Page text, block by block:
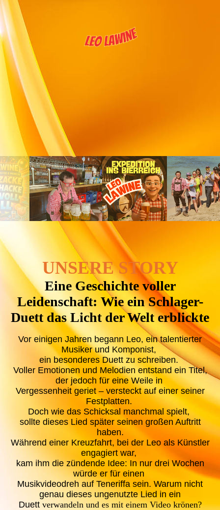
UNSERE STORY
Eine Geschichte voller
Leidenschaft:Wie ein Schlager-
Duett das Licht der Welt erblickte
Vor einigen Jahren begann Leo, ein talentierter
Musiker und Komponist,
ein besonderes Duett zu schreiben.
Voller Emotionen und Melodien entstand ein Titel,
der jedoch für eine Weile in
Vergessenheit geriet – versteckt auf einer seiner
Festplatten.
Doch wie das Schicksal manchmal spielt,
sollte dieses Lied später seinen großen Auftritt
haben.
Während einer Kreuzfahrt, bei der Leo als Künstler
engagiert war,
kam ihm die zündende Idee: In nur drei Wochen
würde er für einen
Musikvideodreh auf Teneriffa sein. Warum nicht
genau dieses ungenutzte Lied in ein
Duett verwandeln und es mit einem Video krönen?